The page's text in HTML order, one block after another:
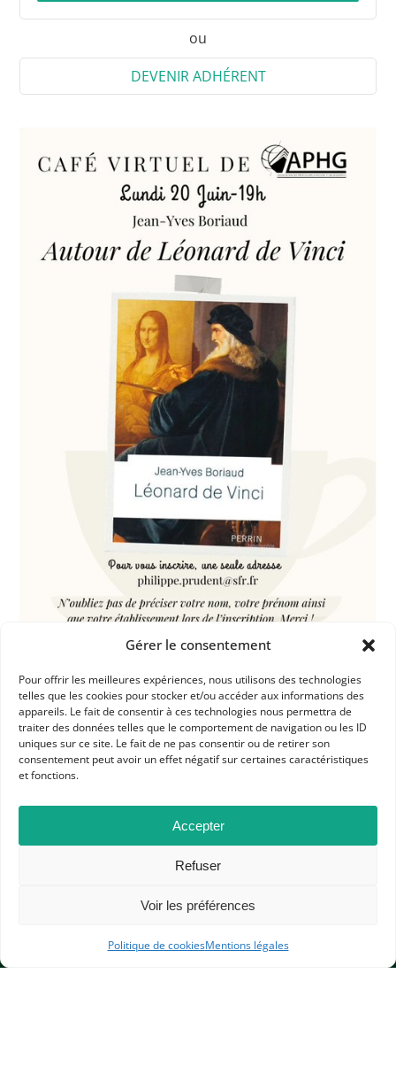
Gérer le consentement
Pour offrir les meilleures expériences, nous utilisons des technologies
telles que les cookies pour stocker et/ou accéder aux informations des
appareils. Le fait de consentir à ces technologies nous permettra de
traiter des données telles que le comportement de navigation ou les ID
uniques sur ce site. Le fait de ne pas consentir ou de retirer son
consentement peut avoir un effet négatif sur certaines caractéristiques
et fonctions.
Accepter
Refuser
Voir les préférences
Politique de cookiesMentions légales
ou
DEVENIR ADHÉRENT
RESSOURCES
TEMPS MODERNES
CAFÉS VIRTUELS
RESSOURCES APHG POUR LES ADHÉRENTS
COLLÈGE
ÉLÉMENTAIRE
APHG